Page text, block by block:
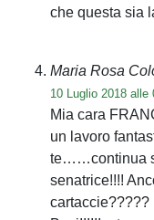
che questa sia
Maria Rosa
10 Luglio 2018 alle
Mia cara
un lavoro
te……continua
senatrice!!!!
cartaccie?????